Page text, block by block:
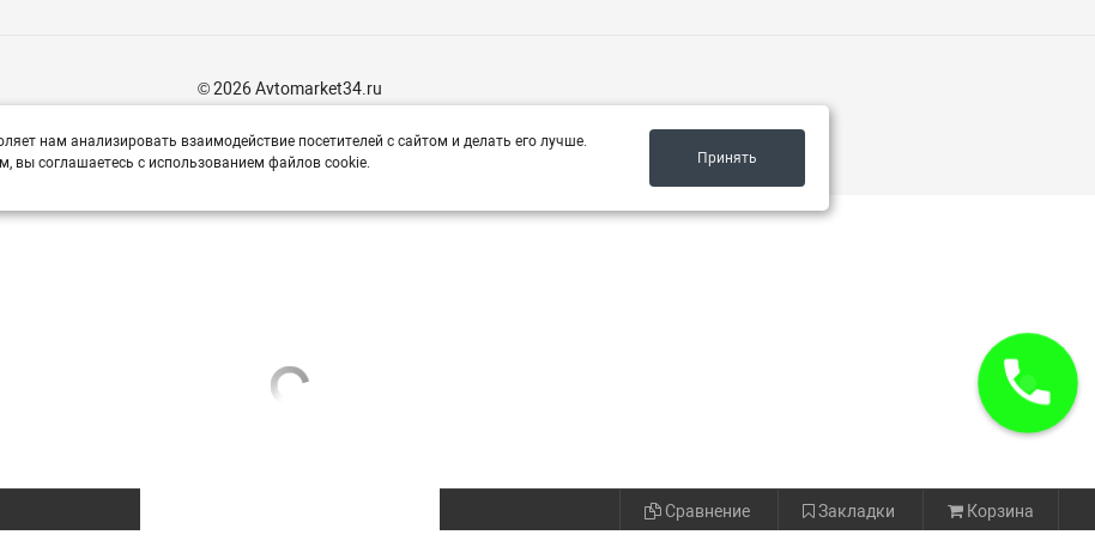
© 2026 Avtomarket34.ru
нам анализировать взаимодействие посетителей с сайтом и делать его лучше.
вы соглашаетесь с использованием файлов cookie.
Принять
Сравнение Закладки Корзина